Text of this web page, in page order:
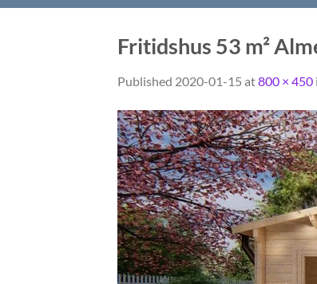
Fritidshus 53 m²
Published 2020-01-15 at800 × 450